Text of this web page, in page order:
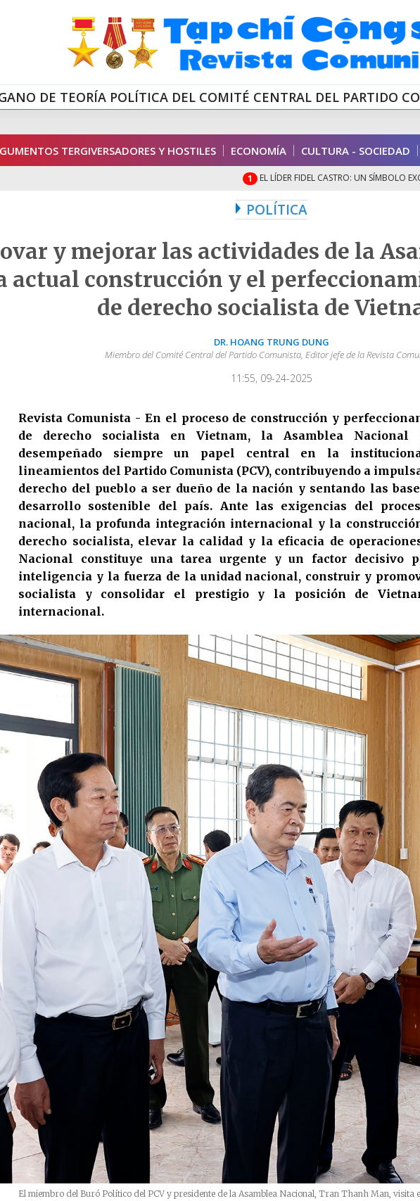
DE TEORÍA POLÍTICA DEL COMITÉ CENTRAL DEL PARTIDO
TERGIVERSADORES Y HOSTILES ECONOMÍA CULTURA - SOCIEDAD
EL LÍDER FIDEL CASTRO: UN SÍMBOLO
POLÍTICA
y mejorar las actividades de la
actual construcción y el
de derecho socialista de
DR. HOANG TRUNG DUNG
Miembro del Comité Central del Partido Comunista, Editor jefe de la Revista
11:55, 09-24-2025
Revista Comunista - En el proceso de construcción y
de derecho socialista en Vietnam, la Asamblea Nacional
desempeñado siempre un papel central en la
lineamientos del Partido Comunista (PCV), contribuyendo a
derecho del pueblo a ser dueño de la nación y sentando las
desarrollo sostenible del país. Ante las exigencias del
nacional, la profunda integración internacional y la
derecho socialista, elevar la calidad y la eficacia de
Nacional constituye una tarea urgente y un factor decisivo
inteligencia y la fuerza de la unidad nacional, construir y
socialista y consolidar el prestigio y la posición de
internacional.
El miembro del Buró Político del PCV y presidente de la Asamblea Nacional, Tran Thanh Man, visita